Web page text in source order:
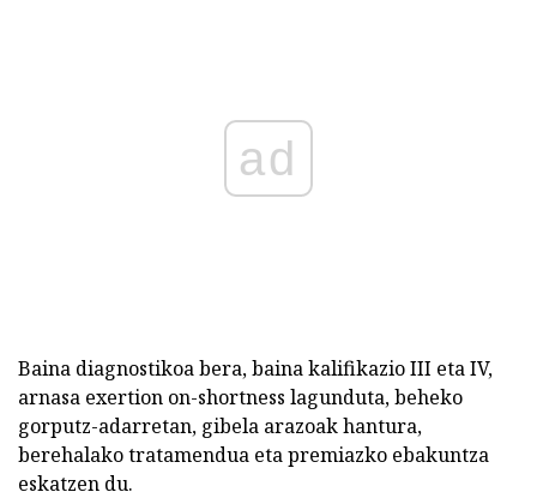
ad
Baina diagnostikoa bera, baina kalifikazio III eta IV,
arnasa exertion on-shortness lagunduta, beheko
gorputz-adarretan, gibela arazoak hantura,
berehalako tratamendua eta premiazko ebakuntza
eskatzen du.